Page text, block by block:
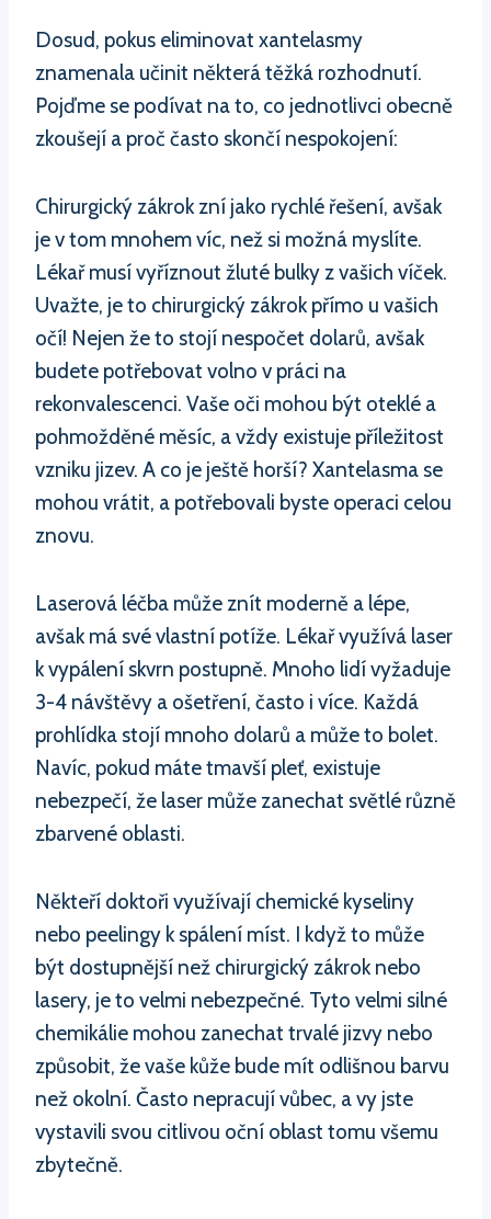
Dosud, pokus eliminovat xantelasmy
znamenala učinit některá těžká rozhodnutí.
Pojďme se podívat na to, co jednotlivci obecně
zkoušejí a proč často skončí nespokojení:
Chirurgický zákrok zní jako rychlé řešení, avšak
je v tom mnohem víc, než si možná myslíte.
Lékař musí vyříznout žluté bulky z vašich víček.
Uvažte, je to chirurgický zákrok přímo u vašich
očí! Nejen že to stojí nespočet dolarů, avšak
budete potřebovat volno v práci na
rekonvalescenci. Vaše oči mohou být oteklé a
pohmožděné měsíc, a vždy existuje příležitost
vzniku jizev. A co je ještě horší? Xantelasma se
mohou vrátit, a potřebovali byste operaci celou
znovu.
Laserová léčba může znít moderně a lépe,
avšak má své vlastní potíže. Lékař využívá laser
k vypálení skvrn postupně. Mnoho lidí vyžaduje
3-4 návštěvy a ošetření, často i více. Každá
prohlídka stojí mnoho dolarů a může to bolet.
Navíc, pokud máte tmavší pleť, existuje
nebezpečí, že laser může zanechat světlé různě
zbarvené oblasti.
Někteří doktoři využívají chemické kyseliny
nebo peelingy k spálení míst. I když to může
být dostupnější než chirurgický zákrok nebo
lasery, je to velmi nebezpečné. Tyto velmi silné
chemikálie mohou zanechat trvalé jizvy nebo
způsobit, že vaše kůže bude mít odlišnou barvu
než okolní. Často nepracují vůbec, a vy jste
vystavili svou citlivou oční oblast tomu všemu
zbytečně.